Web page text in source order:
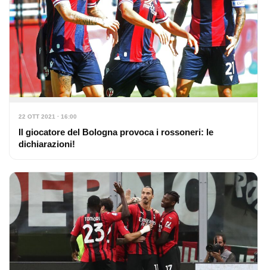
22 OTT 2021 · 16:00
Il giocatore del Bologna provoca i rossoneri: le
dichiarazioni!